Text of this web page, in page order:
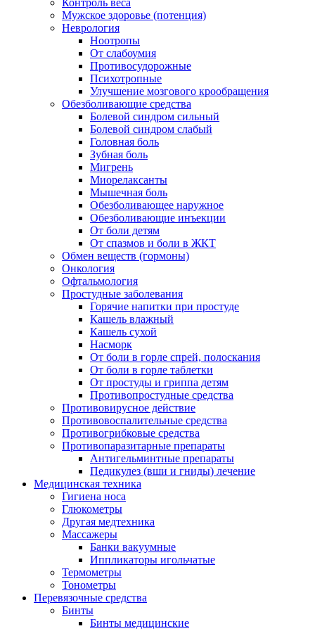
Контроль веса
Мужское здоровье (потенция)
Неврология
Ноотропы
От слабоумия
Противосудорожные
Психотропные
Улучшение мозгового крообращения
Обезболивающие средства
Болевой синдром сильный
Болевой синдром слабый
Головная боль
Зубная боль
Мигрень
Миорелаксанты
Мышечная боль
Обезболивающее наружное
Обезболивающие инъекции
От боли детям
От спазмов и боли в ЖКТ
Обмен веществ (гормоны)
Онкология
Офтальмология
Простудные заболевания
Горячие напитки при простуде
Кашель влажный
Кашель сухой
Насморк
От боли в горле спрей, полоскания
От боли в горле таблетки
От простуды и гриппа детям
Противопростудные средства
Противовирусное действие
Противовоспалительные средства
Противогрибковые средства
Противопаразитарные препараты
Антигельминтные препараты
Педикулез (вши и гниды) лечение
Медицинская техника
Гигиена носа
Глюкометры
Другая медтехника
Массажеры
Банки вакуумные
Иппликаторы игольчатые
Термометры
Тонометры
Перевязочные средства
Бинты
Бинты медицинские